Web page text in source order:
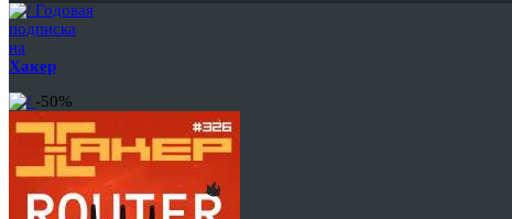
Годовая
подписка
на
Хакер
-50%